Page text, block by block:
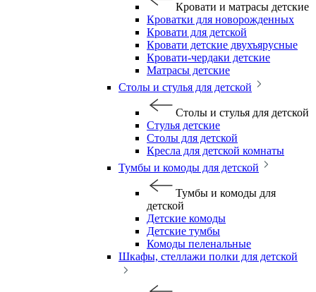
Кровати и матрасы детские
Кроватки для новорожденных
Кровати для детской
Кровати детские двухъярусные
Кровати-чердаки детские
Матрасы детские
Столы и стулья для детской
Столы и стулья для детской
Стулья детские
Столы для детской
Кресла для детской комнаты
Тумбы и комоды для детской
Тумбы и комоды для
детской
Детские комоды
Детские тумбы
Комоды пеленальные
Шкафы, стеллажи полки для детской